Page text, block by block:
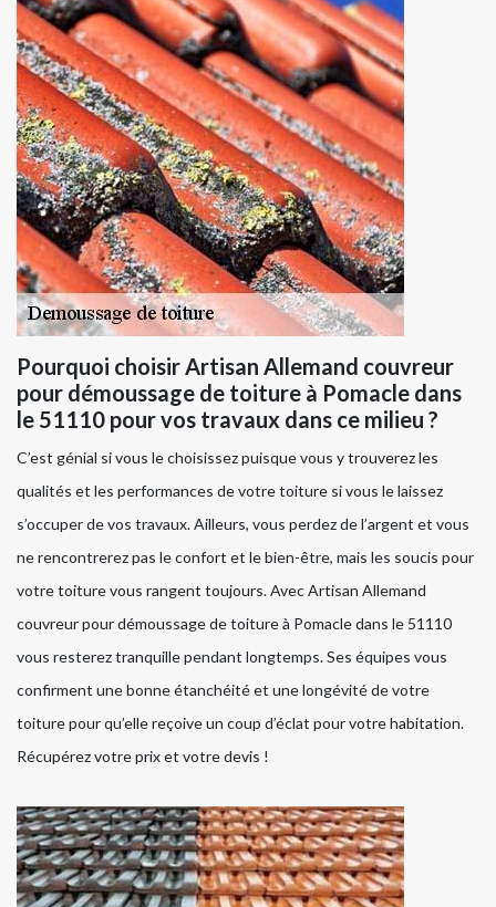
Pourquoi choisir Artisan Allemand couvreur
pour démoussage de toiture à Pomacle dans
le 51110 pour vos travaux dans ce milieu ?
C’est génial si vous le choisissez puisque vous y trouverez les
qualités et les performances de votre toiture si vous le laissez
s’occuper de vos travaux. Ailleurs, vous perdez de l’argent et vous
ne rencontrerez pas le confort et le bien-être, mais les soucis pour
votre toiture vous rangent toujours. Avec Artisan Allemand
couvreur pour démoussage de toiture à Pomacle dans le 51110
vous resterez tranquille pendant longtemps. Ses équipes vous
confirment une bonne étanchéité et une longévité de votre
toiture pour qu’elle reçoive un coup d’éclat pour votre habitation.
Récupérez votre prix et votre devis !